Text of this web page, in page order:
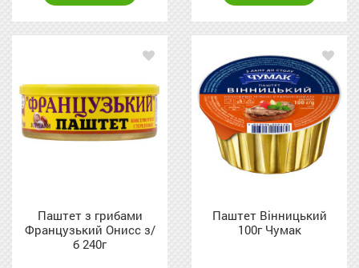
Паштет з грибами
Французький Онисс з/
б 240г
Паштет Вінницький
100г Чумак